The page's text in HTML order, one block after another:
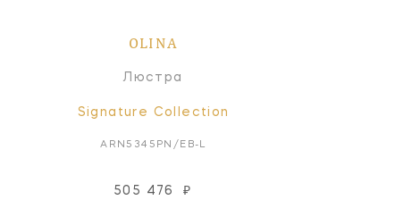
OLINA
Люстра
Signature Collection
ARN5345PN/EB-L
505 476 ₽